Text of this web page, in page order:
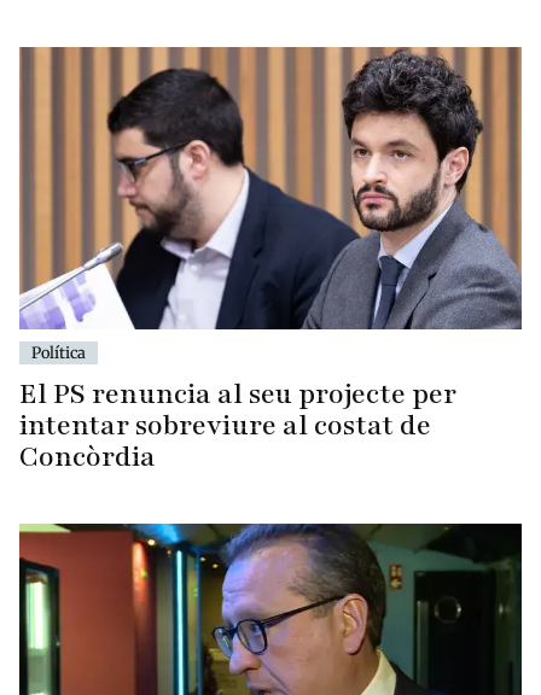
Política
El PS renuncia al seu projecte per
intentar sobreviure al costat de
Concòrdia